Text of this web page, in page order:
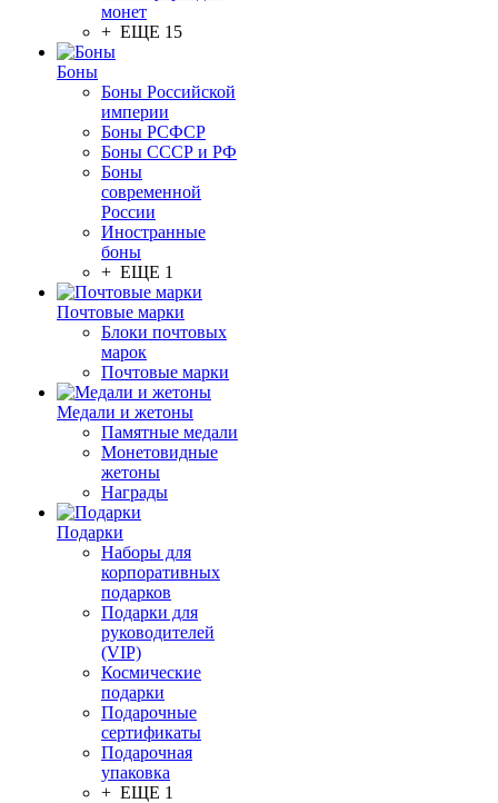
монет
+ ЕЩЕ 15
Боны
Боны Российской
империи
Боны РСФСР
Боны СССР и РФ
Боны
современной
России
Иностранные
боны
+ ЕЩЕ 1
Почтовые марки
Блоки почтовых
марок
Почтовые марки
Медали и жетоны
Памятные медали
Монетовидные
жетоны
Награды
Подарки
Наборы для
корпоративных
подарков
Подарки для
руководителей
(VIP)
Космические
подарки
Подарочные
сертификаты
Подарочная
упаковка
+ ЕЩЕ 1